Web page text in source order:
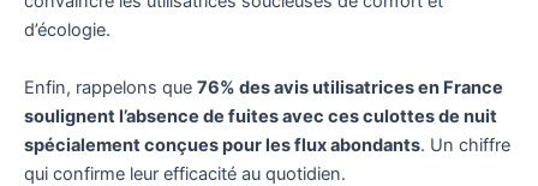
d’écologie.
Enfin, rappelons que 76% des avis utilisatrices en France
soulignent l’absence de fuites avec ces culottes de nuit
spécialement conçues pour les flux abondants. Un chiffre
qui confirme leur efficacité au quotidien.